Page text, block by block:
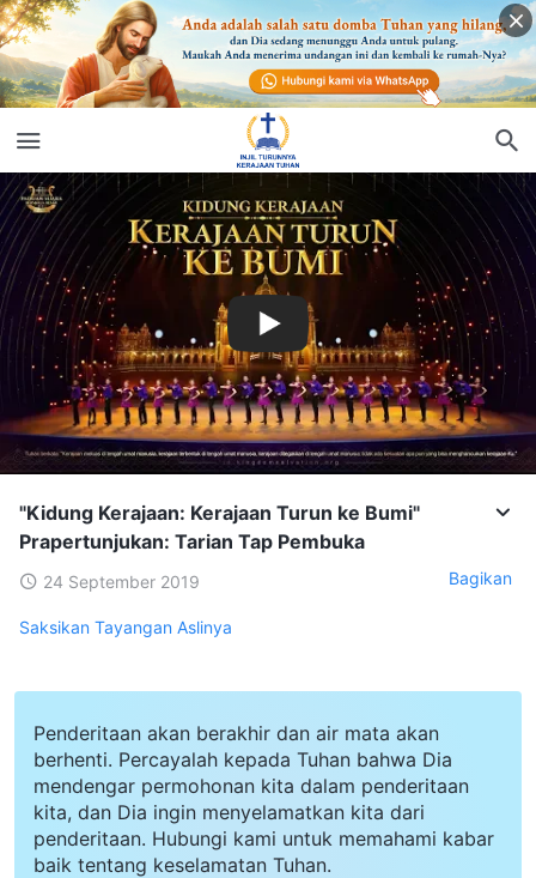
"Kidung Kerajaan: Kerajaan Turun ke Bumi"
Prapertunjukan: Tarian Tap Pembuka
24 September 2019 Bagikan
Saksikan Tayangan Aslinya
Penderitaan akan berakhir dan air mata akan
berhenti. Percayalah kepada Tuhan bahwa Dia
mendengar permohonan kita dalam penderitaan
kita, dan Dia ingin menyelamatkan kita dari
penderitaan. Hubungi kami untuk memahami kabar
baik tentang keselamatan Tuhan.